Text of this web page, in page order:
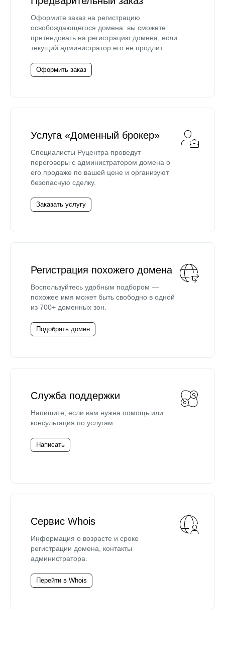
Оформите заказ на регистрацию
освобождающегося домена: вы сможете
претендовать на регистрацию домена, если
текущий администратор его не продлит.
Оформить заказ
Услуга «Доменный брокер»
Специалисты Руцентра проведут
переговоры с администратором домена о
его продаже по вашей цене и организуют
безопасную сделку.
Заказать услугу
Регистрация похожего домена
Воспользуйтесь удобным подбором —
похожее имя может быть свободно в одной
из 700+ доменных зон.
Подобрать домен
Служба поддержки
Напишите, если вам нужна помощь или
консультация по услугам.
Написать
Сервис Whois
Информация о возрасте и сроке
регистрации домена, контакты
администратора.
Перейти в Whois